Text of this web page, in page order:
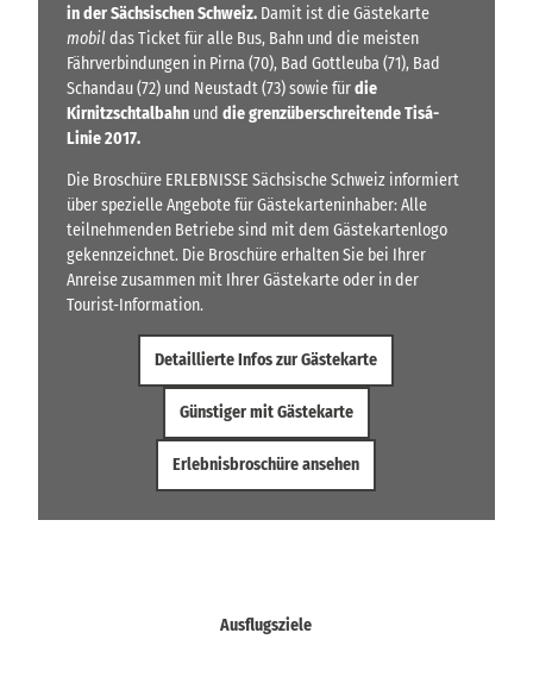
in der Sächsischen Schweiz. Damit ist die Gästekarte
mobildas Ticket für alle Bus, Bahn und die meisten
Fährverbindungen in Pirna (70), Bad Gottleuba (71), Bad
Schandau (72) und Neustadt (73) sowie fürdie
Kirnitzschtalbahn und die grenzüberschreitende Tisá-
Linie 2017.
Die Broschüre ERLEBNISSE Sächsische Schweiz informiert
über spezielle Angebote für Gästekarteninhaber: Alle
teilnehmenden Betriebe sind mit dem Gästekartenlogo
gekennzeichnet. Die Broschüre erhalten Sie bei Ihrer
Anreise zusammen mit Ihrer Gästekarte oder in der
Tourist-Information.
Detaillierte Infos zur Gästekarte
Günstiger mit Gästekarte
Erlebnisbroschüre ansehen
Ausflugsziele